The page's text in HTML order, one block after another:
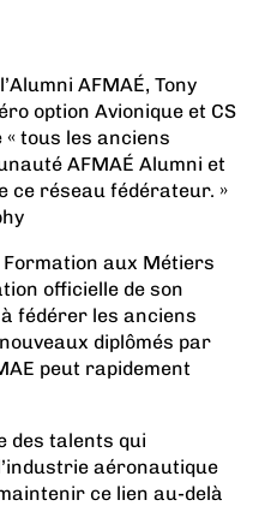
AFMAÉ, Tony
option Avionique et CS
« tous les anciens
AFMAÉ Alumni et
ce réseau fédérateur. »
Formation aux Métiers
officielle de son
fédérer les anciens
diplômés par
peut rapidement
des talents qui
aéronautique
ce lien au-delà